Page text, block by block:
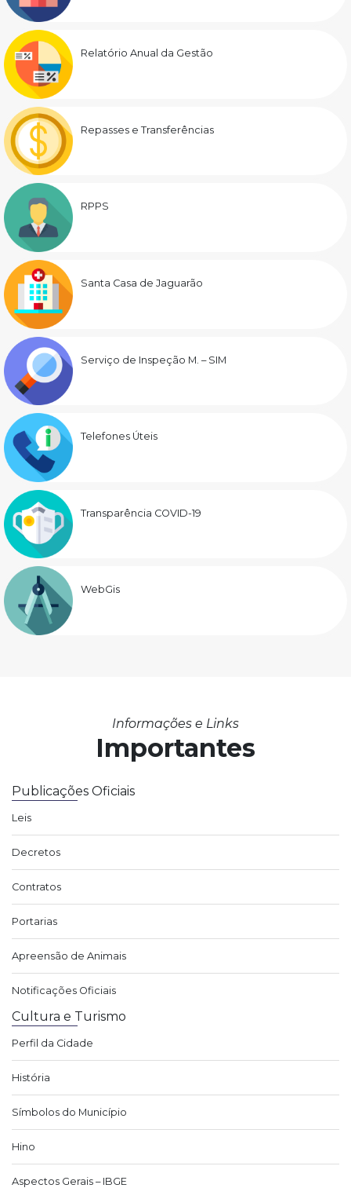
Relatório Anual da Gestão
Repasses e Transferências
RPPS
Santa Casa de Jaguarão
Serviço de Inspeção M. – SIM
Telefones Úteis
Transparência COVID-19
WebGis
Informações e Links
Importantes
Publicações Oficiais
Leis
Decretos
Contratos
Portarias
Apreensão de Animais
Notificações Oficiais
Cultura e Turismo
Perfil da Cidade
História
Símbolos do Município
Hino
Aspectos Gerais – IBGE